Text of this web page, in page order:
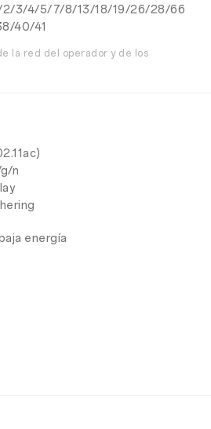
2/3/4/5/7/8/13/18/19/26/28/66
40/41
la red del operador y de los
n
energía